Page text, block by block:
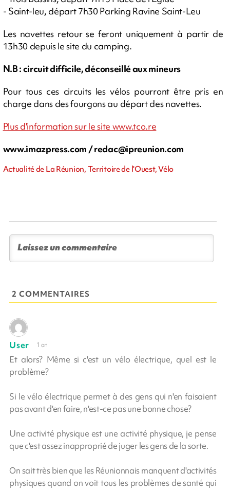
- Saint-leu, départ 7h30 Parking Ravine Saint-Leu
Les navettes retour se feront uniquement à partir de
13h30 depuis le site du camping.
N.B : circuit difficile, déconseillé aux mineurs
Pour tous ces circuits les vélos pourront être pris en
charge dans des fourgons au départ des navettes.
Plus d'information sur le site www.tco.re
www.imazpress.com /redac@ipreunion.com
Actualité de La Réunion, Territoire de l'Ouest, Vélo
2 COMMENTAIRES
User 1 an
Et alors? Même si c'est un vélo électrique, quel est le
problème?
Si le vélo électrique permet à des gens qui n'en faisaient
pas avant d'en faire, n'est-ce pas une bonne chose?
Une activité physique est une activité physique, je pense
que c'est assez inapproprié de juger les gens de la sorte.
On sait très bien que les Réunionnais manquent d'activités
physiques quand on voit tous les problèmes de santé qui